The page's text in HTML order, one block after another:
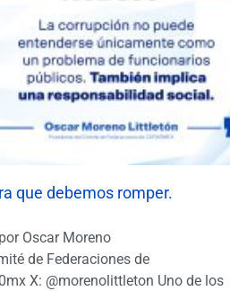
que debemos romper.
Oscar Moreno
de Federaciones de
X: @morenolittleton Uno de los